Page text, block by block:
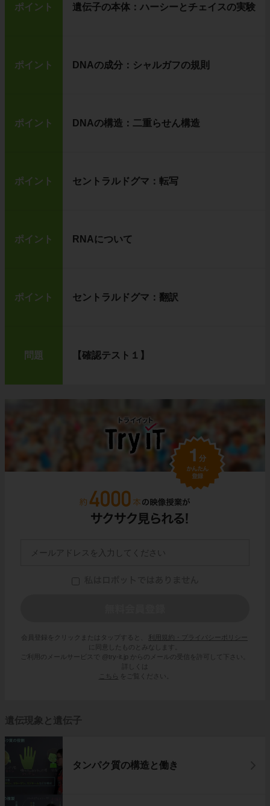
ポイント 遺伝子の本体：ハーシーとチェイスの実験
ポイント DNAの成分：シャルガフの規則
ポイント DNAの構造：二重らせん構造
ポイント セントラルドグマ：転写
ポイント RNAについて
ポイント セントラルドグマ：翻訳
問題 【確認テスト１】
会員登録をクリックまたはタップすると、
利用規約・プライバシーポリシー
に同意したものとみなします。
ご利用のメールサービスで @try-it.jp からのメールの受信を許可して下さい。
詳しくは
こちら
をご覧ください。
遺伝現象と遺伝子
タンパク質の構造と働き